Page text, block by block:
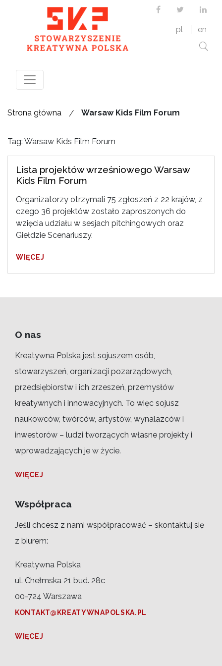
FacebookTwitter
pl en
Strona główna / Warsaw Kids Film Forum
Tag: Warsaw Kids Film Forum
Lista projektów wrześniowego Warsaw
Kids Film Forum
Organizatorzy otrzymali 75 zgłoszeń z 22 krajów, z
czego 36 projektów zostało zaproszonych do
wzięcia udziału w sesjach pitchingowych oraz
Giełdzie Scenariuszy.
WIĘCEJ
O nas
Kreatywna Polska jest sojuszem osób,
stowarzyszeń, organizacji pozarządowych,
przedsiębiorstw i ich zrzeszeń, przemysłów
kreatywnych i innowacyjnych. To więc sojusz
naukowców, twórców, artystów, wynalazców i
inwestorów – ludzi tworzących własne projekty i
wprowadzających je w życie.
WIĘCEJ
Współpraca
Jeśli chcesz z nami współpracować – skontaktuj się
z biurem:
Kreatywna Polska
ul. Chełmska 21 bud. 28c
00-724 Warszawa
KONTAKT@KREATYWNAPOLSKA.PL
WIĘCEJ